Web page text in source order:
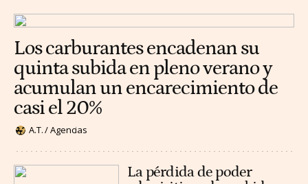
Los carburantes encadenan su
quinta subida en pleno verano y
acumulan un encarecimiento de
casi el 20%
A.T. / Agencias
La pérdida de poder